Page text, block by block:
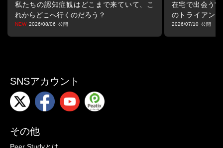
・皮膚の保護
-（1）皮膚保護の基本
5.まとめ
病棟以上に広く疾患を学び、幸せに生きる事を支えるケアの実践
のために！
今看護師として必要なことを学ぶためのプログラム
詳細はこちら
私たちの認知症観はどこまで来ていて、こ
れからどこへ行くのだろう？
2026/08/06
在宅で出会う“
のトライアン
る視点
2026/07/10
SNSアカウント
その他